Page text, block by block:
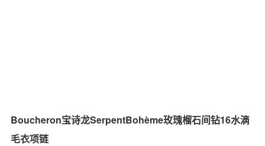
Boucheron宝诗龙SerpentBohème玫瑰榴石间钻16水滴
毛衣项链